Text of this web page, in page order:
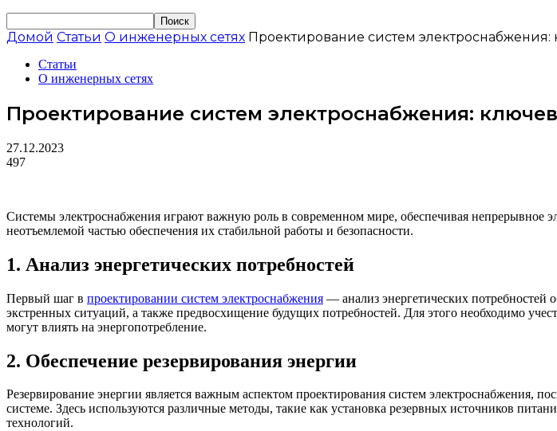
Домой Статьи О инженерных сетях Проектирование систем
Статьи
О инженерных сетях
Проектирование систем электроснабжения:
27.12.2023
497
Системы электроснабжения играют важную роль в современном мире, обеспечивая непрерывное
неотъемлемой частью обеспечения их стабильной работы и безопасности.
1. Анализ энергетических потребностей
Первый шаг в проектировании систем электроснабжения — анализ энергетических потребностей
экстренных ситуаций, а также предвосхищение будущих потребностей. Для этого необходимо
могут влиять на энергопотребление.
2. Обеспечение резервирования энергии
Резервирование энергии является важным аспектом проектирования систем электроснабжения,
системе. Здесь используются различные методы, такие как установка резервных источников
технологий.